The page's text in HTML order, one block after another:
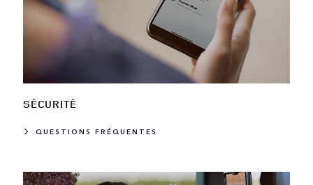
SÉCURITÉ
QUESTIONS FRÉQUENTES